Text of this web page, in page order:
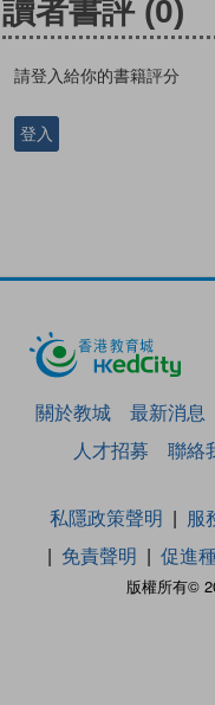
讀者書評 (0)
請登入給你的書籍評分
登入
關於教城 最新消息
人才招募
聯絡
版權所有©
私隱政策聲明 服
免責聲明
促進